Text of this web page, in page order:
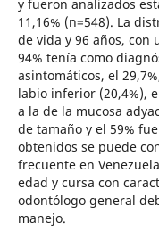
y fueron analizados
11,16% (n=548). La
de vida y 96 años, con
94% tenía como
asintomáticos, el
labio inferior (20,4%),
a la de la mucosa
de tamaño y el 59%
obtenidos se puede
frecuente en
edad y cursa con
odontólogo general
manejo.